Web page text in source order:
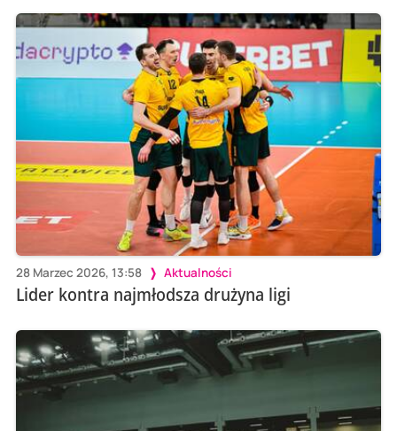
28 Marzec 2026, 13:58 Aktualności
Lider kontra najmłodsza drużyna ligi